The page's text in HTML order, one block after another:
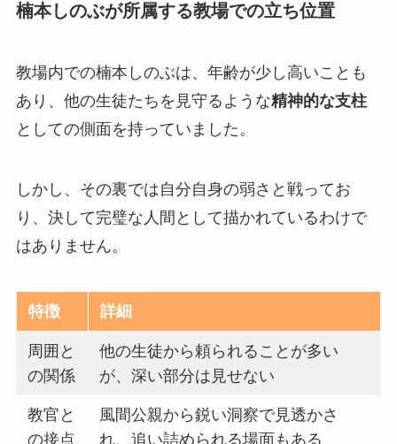
楠本しのぶが所属する教場での立ち位置
教場内での楠本しのぶは、年齢が少し高いことも
あり、他の生徒たちを見守るような精神的な支柱
としての側面を持っていました。
しかし、その裏では自分自身の弱さと戦ってお
り、決して完璧な人間として描かれているわけで
はありません。
特徴 詳細
周囲と
の関係
他の生徒から頼られることが多い
が、深い部分は見せない
教官と
の接点
風間公親から鋭い洞察で見透かさ
れ、追い詰められる場面もある